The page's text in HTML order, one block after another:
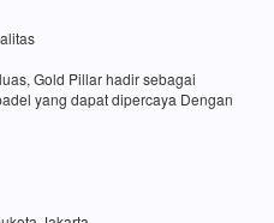
Gold Pillar hadir sebagai
yang dapat dipercaya Dengan